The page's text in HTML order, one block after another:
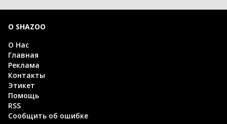
О SHAZOO
О Нас
Главная
Реклама
Контакты
Этикет
Помощь
RSS
Сообщить об ошибке